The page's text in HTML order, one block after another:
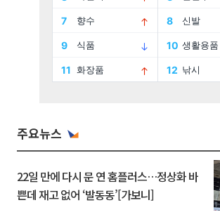
주요뉴스
22일 만에 다시 문 연 홈플러스…정상화 바
쁜데 재고 없어 ‘발동동’[가보니]